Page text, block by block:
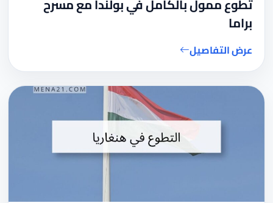
براما
عرض التفاصيل